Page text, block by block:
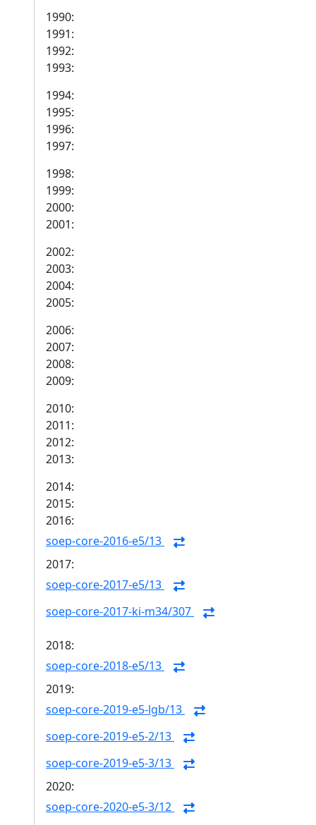
1990:
1991:
1992:
1993:
1994:
1995:
1996:
1997:
1998:
1999:
2000:
2001:
2002:
2003:
2004:
2005:
2006:
2007:
2008:
2009:
2010:
2011:
2012:
2013:
2014:
2015:
2016:
soep-core-2016-e5/13
2017:
soep-core-2017-e5/13
soep-core-2017-ki-m34/307
2018:
soep-core-2018-e5/13
2019:
soep-core-2019-e5-lgb/13
soep-core-2019-e5-2/13
soep-core-2019-e5-3/13
2020:
soep-core-2020-e5-3/12